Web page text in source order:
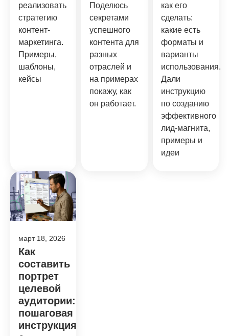
реализовать
стратегию
контент-
маркетинга.
Примеры,
шаблоны,
кейсы
Поделюсь
секретами
успешного
контента для
разных
отраслей и
на примерах
покажу, как
он работает.
как его
сделать:
какие есть
форматы и
варианты
использования.
Дали
инструкцию
по созданию
эффективного
лид-магнита,
примеры и
идеи
март 18, 2026
Как
составить
портрет
целевой
аудитории:
пошаговая
инструкция